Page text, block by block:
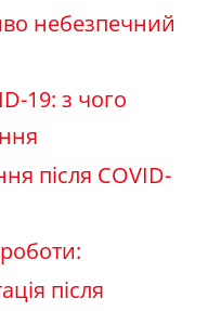
небезпечний
19: з чого
після COVID-
після